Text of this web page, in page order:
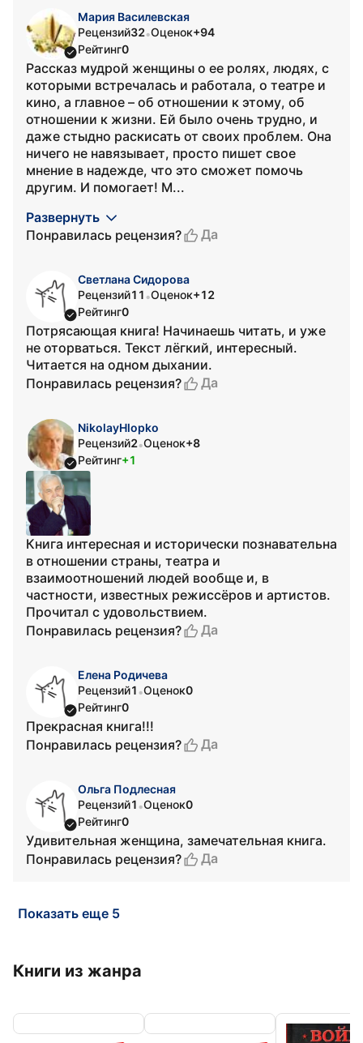
Мария Василевская
Рецензий32•Оценок+94
Рейтинг0
Рассказ мудрой женщины о ее ролях, людях, с
которыми встречалась и работала, о театре и
кино, а главное – об отношении к этому, об
отношении к жизни. Ей было очень трудно, и
даже стыдно раскисать от своих проблем. Она
ничего не навязывает, просто пишет свое
мнение в надежде, что это сможет помочь
другим. И помогает! М...
Развернуть
Понравилась рецензия?
Да
Светлана Сидорова
Рецензий11 •Оценок+12
Рейтинг0
Потрясающая книга! Начинаешь читать, и уже
не оторваться. Текст лёгкий, интересный.
Читается на одном дыхании.
Понравилась рецензия?
Да
NikolayHlopko
Рецензий2•Оценок+8
Рейтинг+1
Книга интересная и исторически познавательна
в отношении страны, театра и
взаимоотношений людей вообще и, в
частности, известных режиссёров и артистов.
Прочитал с удовольствием.
Понравилась рецензия?
Да
Елена Родичева
Рецензий1 •Оценок0
Рейтинг0
Прекрасная книга!!!
Понравилась рецензия?
Да
Ольга Подлесная
Рецензий1 •Оценок0
Рейтинг0
Удивительная женщина, замечательная книга.
Понравилась рецензия?
Да
Показать еще 5
Книги из жанра